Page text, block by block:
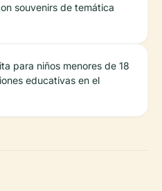
souvenirs de temática
para niños menores de 18
educativas en el